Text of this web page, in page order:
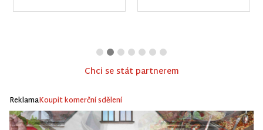
Chci se stát partnerem
ReklamaKoupit komerční sdělení